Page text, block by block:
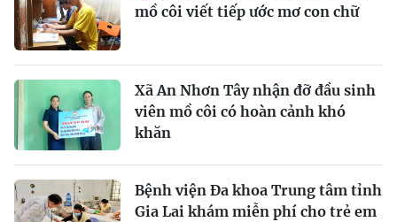
mồ côi viết tiếp ước mơ con chữ
Xã An Nhơn Tây nhận đỡ đầu sinh
viên mồ côi có hoàn cảnh khó
khăn
Bệnh viện Đa khoa Trung tâm tỉnh
Gia Lai khám miễn phí cho trẻ em